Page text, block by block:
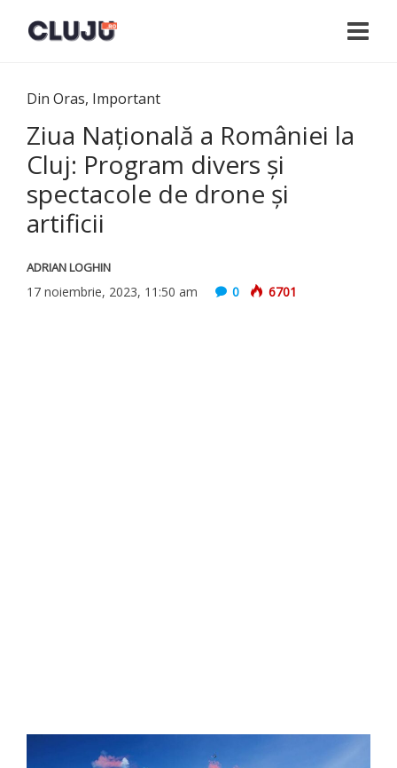
Din Oras, Important
Ziua Națională a României la
Cluj: Program divers și
spectacole de drone și
artificii
ADRIAN LOGHIN
17 noiembrie, 2023, 11:50 am 0 6701